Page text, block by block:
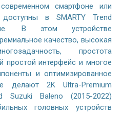
смартфоне или
в SMARTY Trend
В этом устройстве
качество, высокая
простота
простой интерфейс и многое
и оптимизированное
делают 2K Ultra-Premium
Suzuki Baleno (2015-2022)
головных устройств